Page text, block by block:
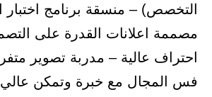
التخصص) – منسقة برنامج اختبار
مصممة اعلانات القدرة على
احتراف عالية – مدربة تصوير
فس المجال مع خبرة وتمكن